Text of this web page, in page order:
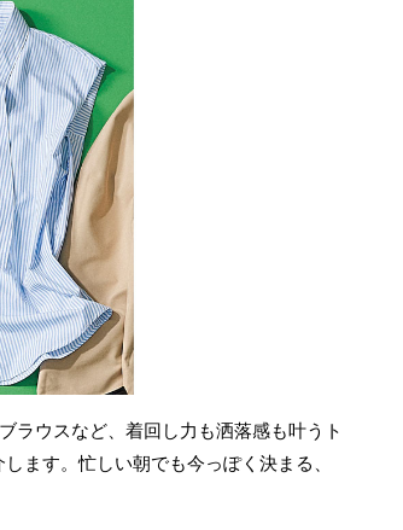
ラウスなど、着回し力も洒落感も叶うト
ます。忙しい朝でも今っぽく決まる、